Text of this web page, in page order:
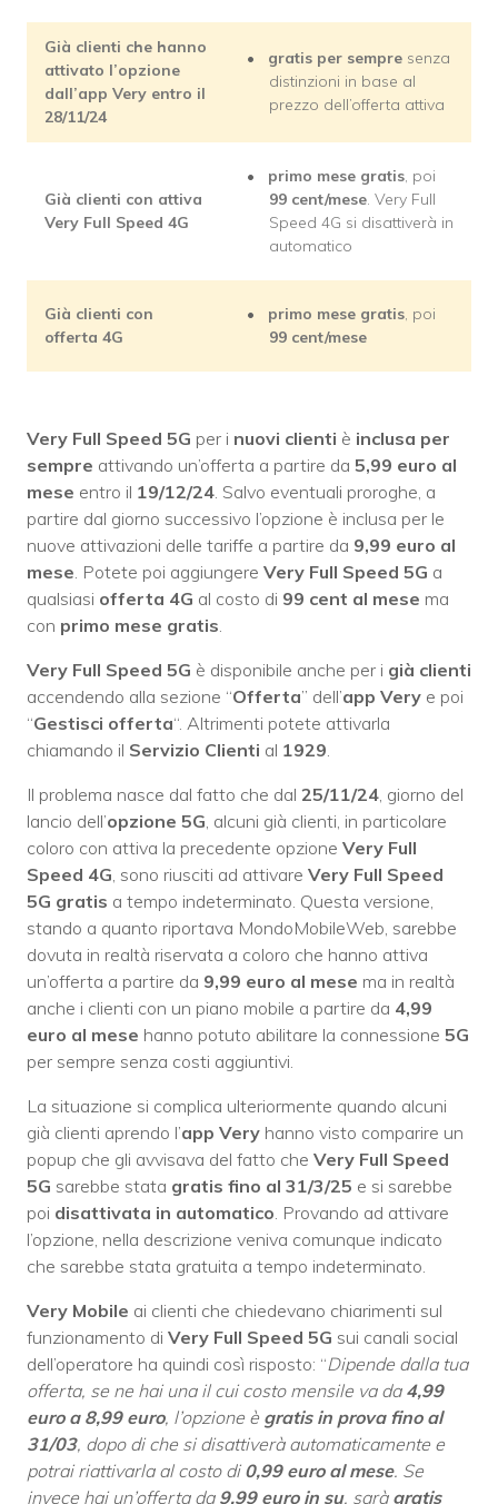
Già clienti che hanno
attivato l’opzione
dall’app Very entro il
28/11/24
gratis per sempre senza
distinzioni in base al
prezzo dell’offerta attiva
Già clienti con attiva
Very Full Speed 4G
primo mese gratis, poi
99 cent/mese. Very Full
Speed 4G si disattiverà in
automatico
Già clienti con
offerta 4G
primo mese gratis, poi
99 cent/mese
Very Full Speed 5G per i nuovi clienti è inclusa per
sempre attivando un’offerta a partire da 5,99 euro al
mese entro il 19/12/24. Salvo eventuali proroghe, a
partire dal giorno successivo l’opzione è inclusa per le
nuove attivazioni delle tariffe a partire da 9,99 euro al
mese. Potete poi aggiungere Very Full Speed 5G a
qualsiasi offerta 4G al costo di 99 cent al mese ma
con primo mese gratis.
Very Full Speed 5G è disponibile anche per i già clienti
accendendo alla sezione “Offerta” dell’app Very e poi
“Gestisci offerta“. Altrimenti potete attivarla
chiamando il Servizio Clienti al 1929.
Il problema nasce dal fatto che dal 25/11/24, giorno del
lancio dell’opzione 5G, alcuni già clienti, in particolare
coloro con attiva la precedente opzione Very Full
Speed 4G, sono riusciti ad attivare Very Full Speed
5G gratis a tempo indeterminato. Questa versione,
stando a quanto riportava MondoMobileWeb, sarebbe
dovuta in realtà riservata a coloro che hanno attiva
un’offerta a partire da 9,99 euro al mese ma in realtà
anche i clienti con un piano mobile a partire da 4,99
euro al mese hanno potuto abilitare la connessione 5G
per sempre senza costi aggiuntivi.
La situazione si complica ulteriormente quando alcuni
già clienti aprendo l’app Very hanno visto comparire un
popup che gli avvisava del fatto che Very Full Speed
5G sarebbe stata gratis fino al 31/3/25 e si sarebbe
poi disattivata in automatico. Provando ad attivare
l’opzione, nella descrizione veniva comunque indicato
che sarebbe stata gratuita a tempo indeterminato.
Very Mobile ai clienti che chiedevano chiarimenti sul
funzionamento di Very Full Speed 5G sui canali social
dell’operatore ha quindi così risposto: “Dipende dalla tua
offerta, se ne hai una il cui costo mensile va da 4,99
euro a 8,99 euro, l’opzione è gratis in prova fino al
31/03, dopo di che si disattiverà automaticamente e
potrai riattivarla al costo di 0,99 euro al mese. Se
invece hai un’offerta da 9,99 euro in su, sarà gratis